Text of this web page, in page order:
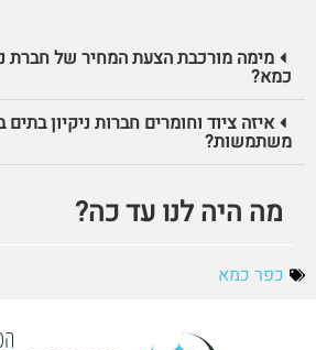
מימה מורכבת הצעת המחיר של חברת
כמא?
איזה ציוד וחומרים חברות ניקיון בתים
משתמשות?
מה היה לנו עד כה?
כפר כמא